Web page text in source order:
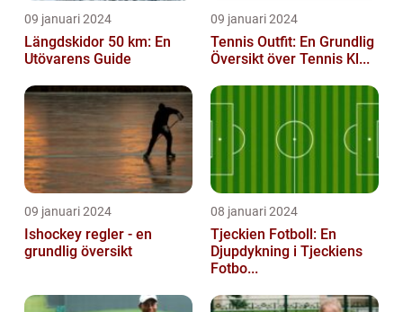
09 januari 2024
Längdskidor 50 km: En
Utövarens Guide
09 januari 2024
Tennis Outfit: En Grundlig
Översikt över Tennis Kl...
09 januari 2024
Ishockey regler - en
grundlig översikt
08 januari 2024
Tjeckien Fotboll: En
Djupdykning i Tjeckiens
Fotbo...